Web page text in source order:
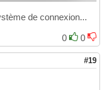
de connexion...
0
0
#19